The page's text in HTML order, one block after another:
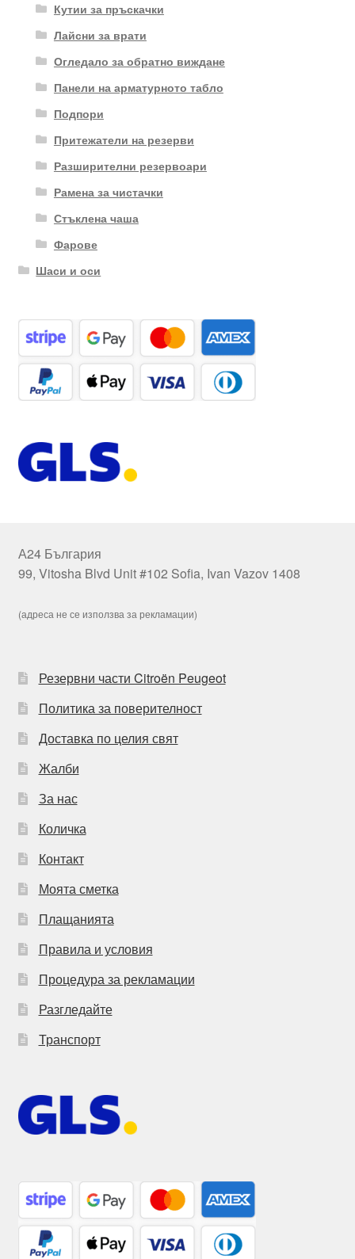
Кутии за пръскачки
Лайсни за врати
Огледало за обратно виждане
Панели на арматурното табло
Подпори
Притежатели на резерви
Разширителни резервоари
Рамена за чистачки
Стъклена чаша
Фарове
Шаси и оси
А24 България
99, Vitosha Blvd Unit #102 Sofia, Ivan Vazov 1408
(адреса не се използва за рекламации)
Резервни части Citroën Peugeot
Политика за поверителност
Доставка по целия свят
Жалби
За нас
Количка
Контакт
Моята сметка
Плащанията
Правила и условия
Процедура за рекламации
Разгледайте
Транспорт